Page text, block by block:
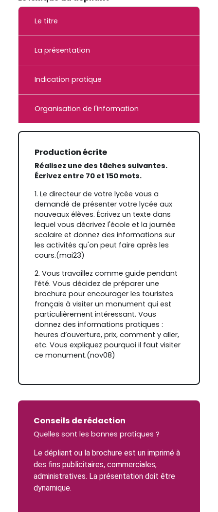
Le titre
La présentation
Indication pratique
Organisation de l'information
Production écrite
Réalisez une des tâches suivantes.
Écrivez entre 70 et 150 mots.
1.Le directeur de votre lycée vous a
demandé de présenter votre lycée aux
nouveaux élèves. Écrivez un texte dans
lequel vous décrivez l'école et la journée
scolaire et donnez des informations sur
les activités qu'on peut faire après les
cours.(mai23)
2. Vous travaillez comme guide pendant
l’été. Vous décidez de préparer une
brochure pour encourager les touristes
français à visiter un monument qui est
particulièrement intéressant. Vous
donnez des informations pratiques :
heures d’ouverture, prix, comment y aller,
etc. Vous expliquez pourquoi il faut visiter
ce monument.(nov08)
Conseils de rédaction
Quelles sont les bonnes pratiques ?
Le dépliant ou la brochure est un imprimé à
des fins publicitaires, commerciales,
administratives. La présentation doit être
dynamique.